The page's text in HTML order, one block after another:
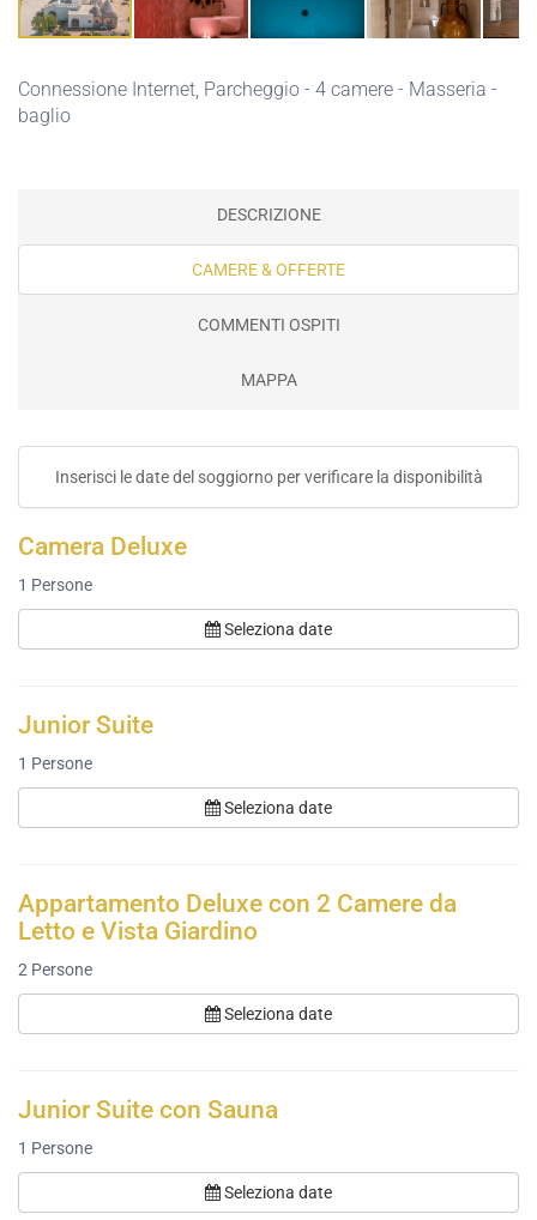
Connessione Internet, Parcheggio - 4 camere - Masseria -
baglio
DESCRIZIONE
CAMERE & OFFERTE
COMMENTI OSPITI
MAPPA
Inserisci le date del soggiorno per verificare la disponibilità
Camera Deluxe
1 Persone
Seleziona date
Junior Suite
1 Persone
Seleziona date
Appartamento Deluxe con 2 Camere da
Letto e Vista Giardino
2 Persone
Seleziona date
Junior Suite con Sauna
1 Persone
Seleziona date